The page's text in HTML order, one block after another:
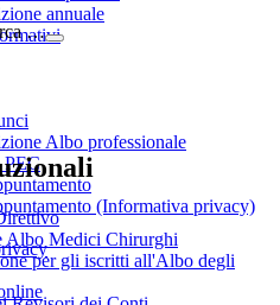
…
Albo Medici Chirurghi
per gli iscritti all'Albo degli
annuale
Albo professionale
PEC
(Informativa privacy)